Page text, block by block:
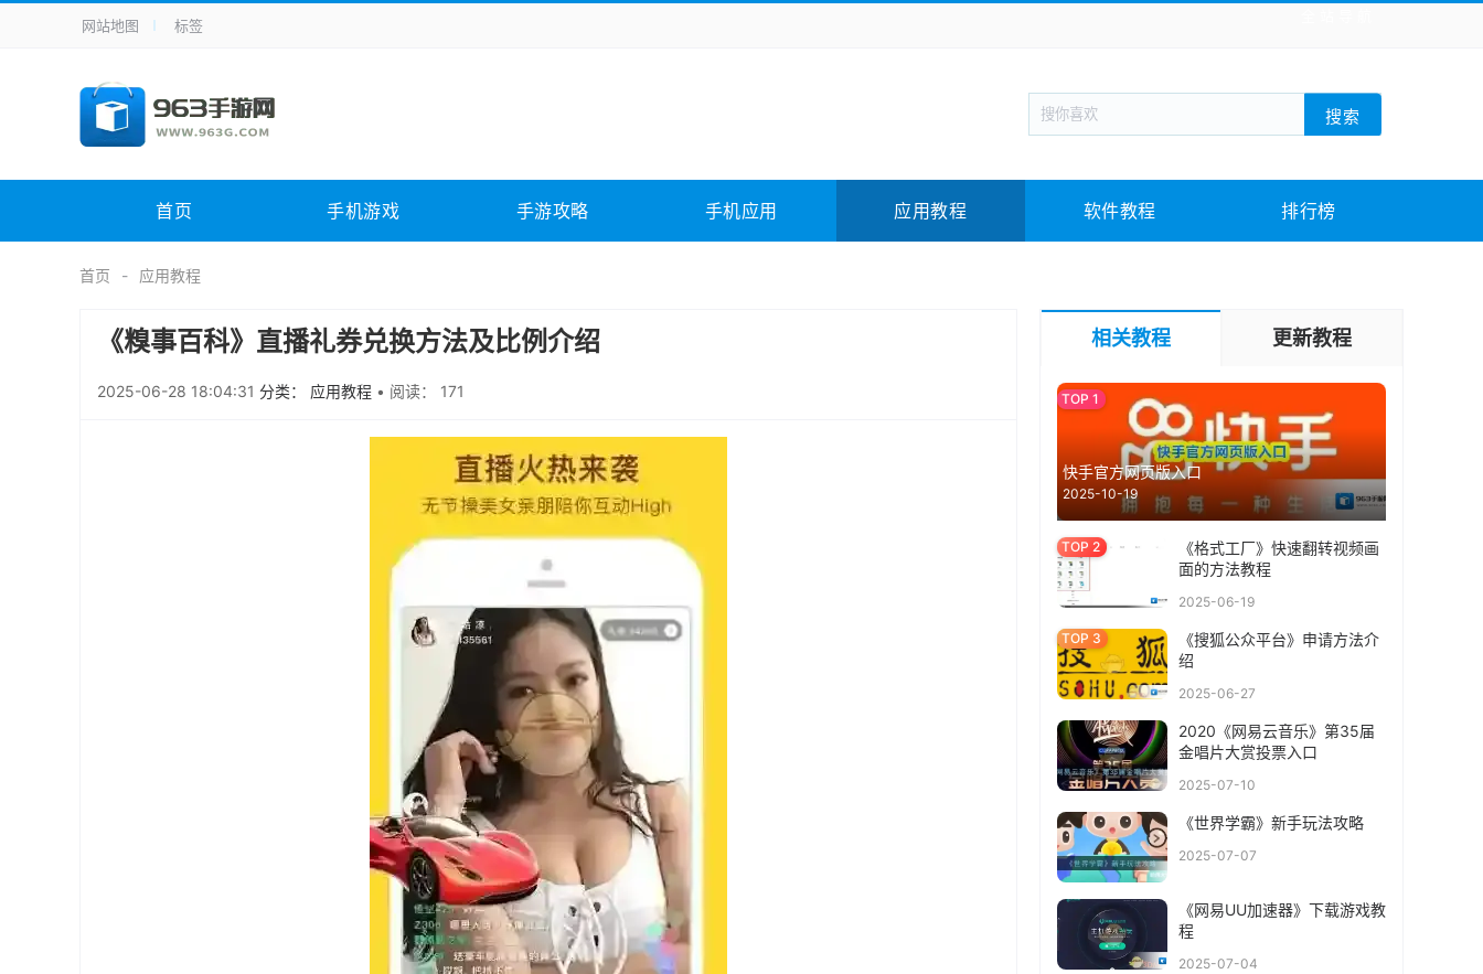
手机应用 新闻阅读 旅游出行 生活实用
手机游戏 体育竞技 战棋游戏 枪战射击 模拟经营
电脑软件 其它类别 图形软件 安全相关 应用软件 影音软件 插件下载 教育教学 游戏娱乐 系统软件 素材下载
未分类 综合其它
网站地图 标签
搜索
首页 手机游戏 手游攻略 手机应用 应用教程 软件教程 排行榜
首页 应用教程
《糗事百科》直播礼券兑换方法及比例介绍
2025-06-28 18:04:31 分类： 应用教程 • 阅读： 171
相关教程 更新教程
快手官方网页版入口
2025-10-19
《格式工厂》快速翻转视频画
面的方法教程
2025-06-19
《搜狐公众平台》申请方法介
绍
2025-06-27
2020《网易云音乐》第35届
金唱片大赏投票入口
2025-07-10
《世界学霸》新手玩法攻略
2025-07-07
《网易UU加速器》下载游戏教
程
2025-07-04